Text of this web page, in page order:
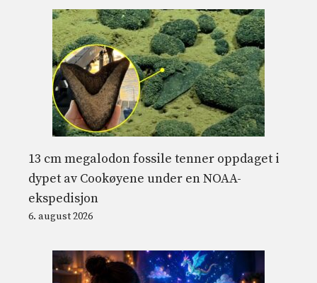
13 cm megalodon fossile tenner oppdaget i
dypet av Cookøyene under en NOAA-
ekspedisjon
6. august 2026